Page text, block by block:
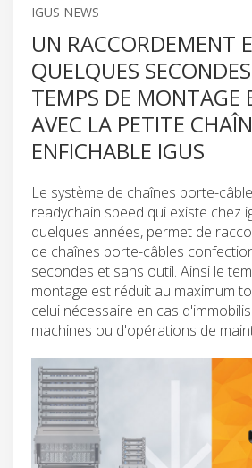
IGUS NEWS
UN RACCORDEMENT
QUELQUES
TEMPS DE MONTAGE
AVEC LA PETITE
ENFICHABLE IGUS
Le système de chaînes porte-
readychain speed qui existe chez
quelques années, permet de
de chaînes porte-câbles
secondes et sans outil. Ainsi le
montage est réduit au maximum
celui nécessaire en cas
machines ou d'opérations de